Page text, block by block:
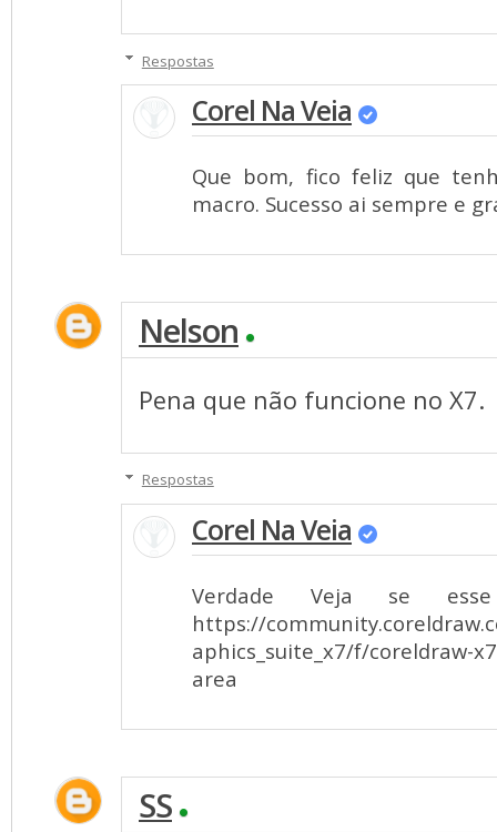
Respostas
Corel Na Veia
Que bom, fico feliz que
macro. Sucesso ai sempre e
Nelson
Pena que não funcione no X7.
Respostas
Corel Na Veia
Verdade Veja se
https://
aphics_suite_x7/f/coreldraw-
area
SS